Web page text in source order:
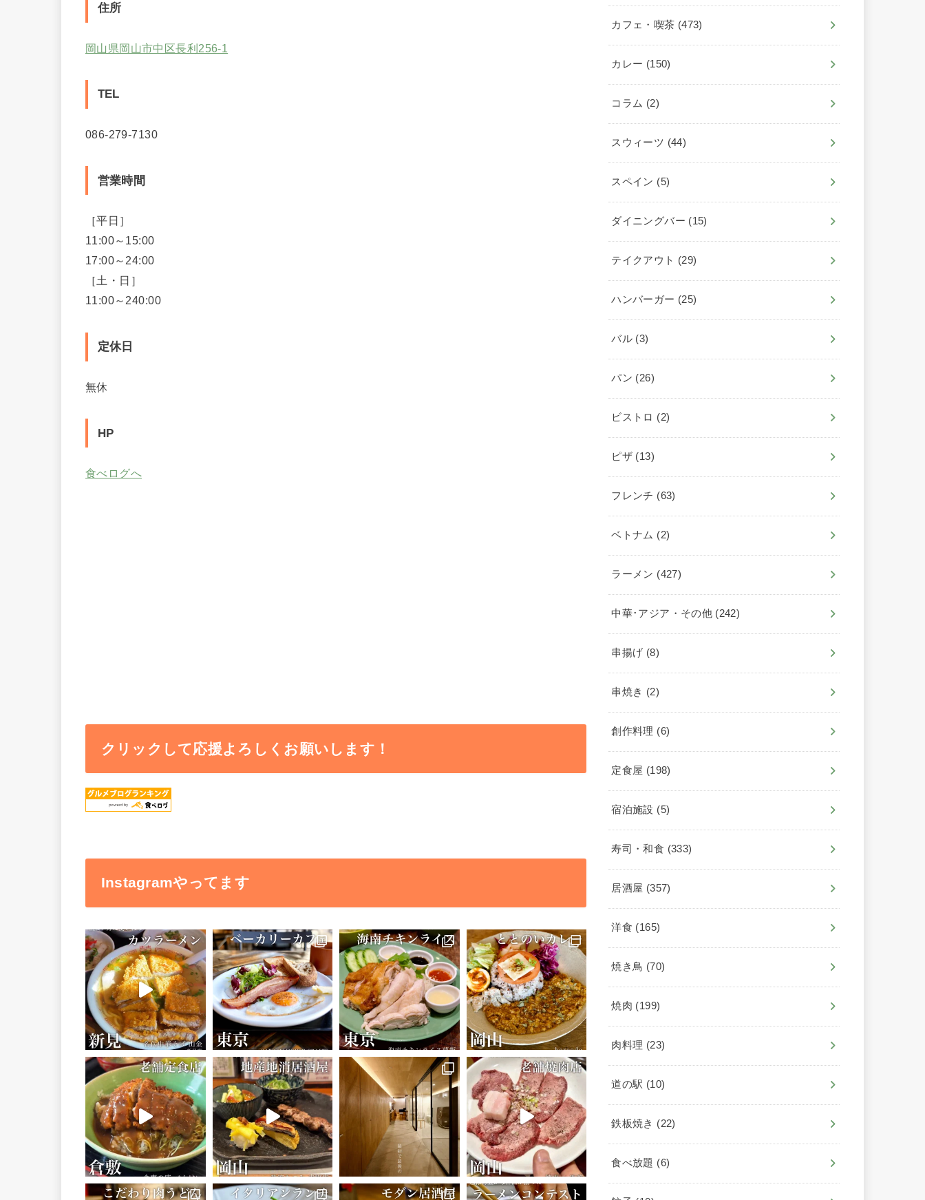
住所
岡山県岡山市中区長利256-1
TEL
086-279-7130
営業時間
［平日］
11:00～15:00
17:00～24:00
［土・日］
11:00～240:00
定休日
無休
HP
食べログへ
クリックして応援よろしくお願いします！
Instagramやってます
カフェ・喫茶 (473)
カレー (150)
コラム (2)
スウィーツ (44)
スペイン (5)
ダイニングバー (15)
テイクアウト (29)
ハンバーガー (25)
バル (3)
パン (26)
ビストロ (2)
ピザ (13)
フレンチ (63)
ベトナム (2)
ラーメン (427)
中華･アジア・その他 (242)
串揚げ (8)
串焼き (2)
創作料理 (6)
定食屋 (198)
宿泊施設 (5)
寿司・和食 (333)
居酒屋 (357)
洋食 (165)
焼き鳥 (70)
焼肉 (199)
肉料理 (23)
道の駅 (10)
鉄板焼き (22)
食べ放題 (6)